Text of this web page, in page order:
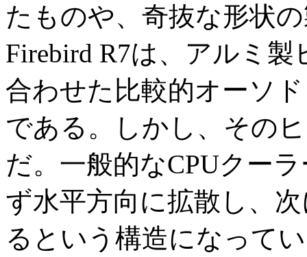
たものや、奇抜な形状
Firebird R7は、アルミ
合わせた比較的オーソ
である。しかし、その
だ。一般的なCPUクー
ず水平方向に拡散し、
るという構造になって